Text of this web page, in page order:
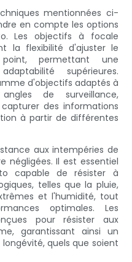
mentionnées ci-
en compte les options
Les objectifs à focale
la flexibilité d'ajuster le
permettant une
supérieures.
d'objectifs adaptés à
de surveillance,
des informations
à partir de différentes
aux intempéries de
négligées. Il est essentiel
capable de résister à
telles que la pluie,
et l'humidité, tout
optimales. Les
pour résister aux
garantissant ainsi un
quels que soient